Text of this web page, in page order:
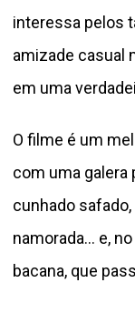
interessa pelos
amizade casual
em uma
O filme é um
com uma galera
cunhado
namorada… e,
bacana, que